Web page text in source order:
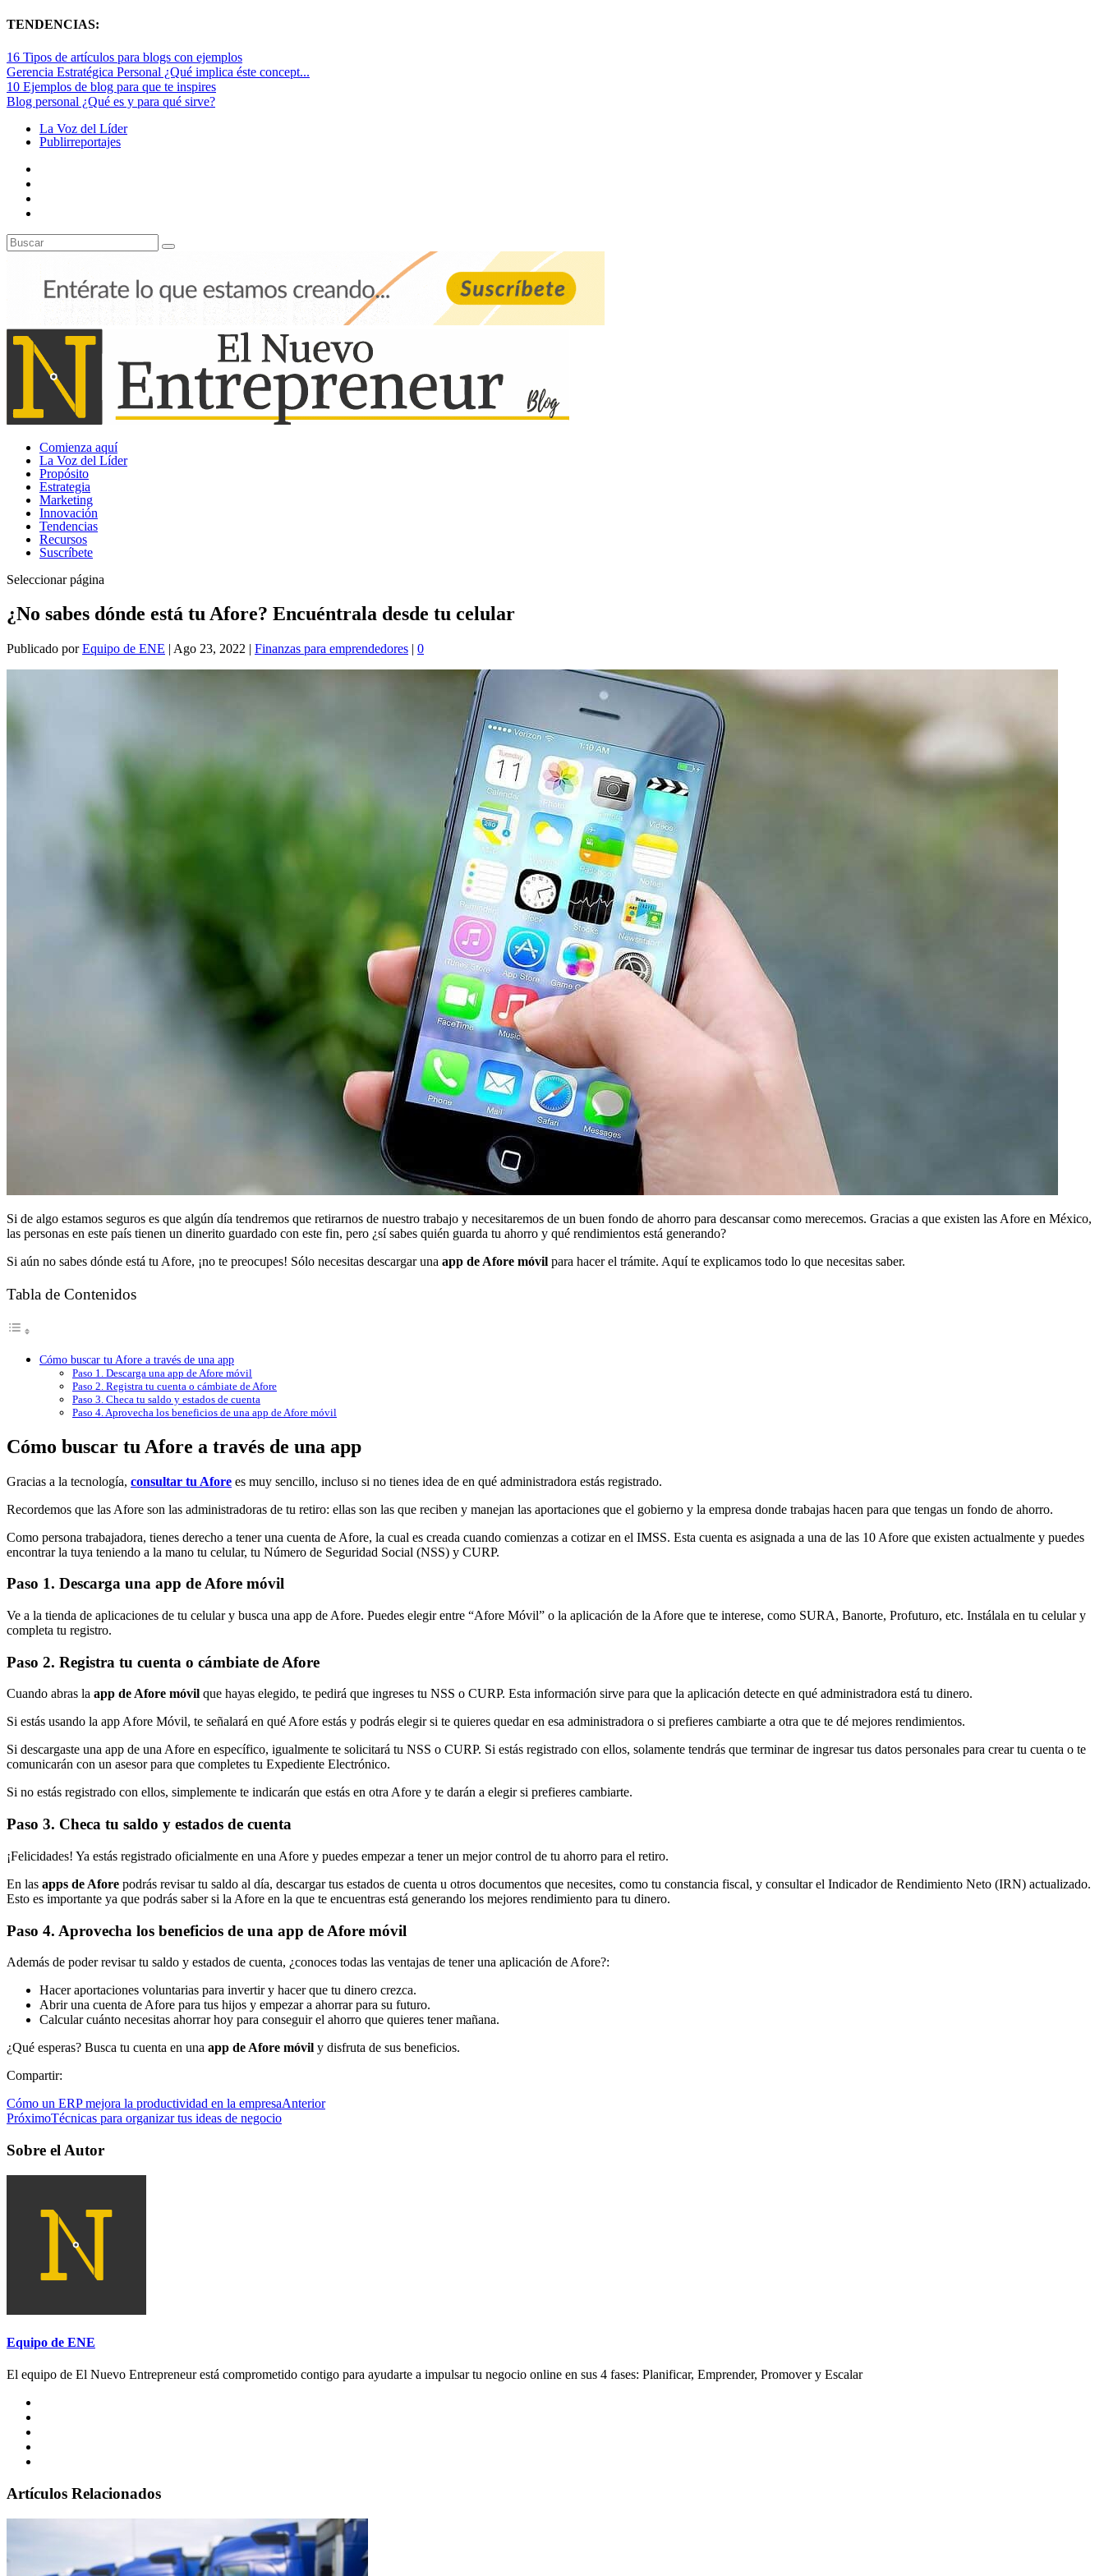
TENDENCIAS:
16 Tipos de artículos para blogs con ejemplos
Gerencia Estratégica Personal ¿Qué implica éste concept...
10 Ejemplos de blog para que te inspires
Blog personal ¿Qué es y para qué sirve?
La Voz del Líder
Publirreportajes
Comienza aquí
La Voz del Líder
Propósito
Estrategia
Marketing
Innovación
Tendencias
Recursos
Suscríbete
Seleccionar página
¿No sabes dónde está tu Afore? Encuéntrala desde tu celular
Publicado porEquipo de ENE | Ago 23, 2022 | Finanzas para emprendedores | 0
Si de algo estamos seguros es que algún día tendremos que retirarnos de nuestro trabajo y necesitaremos de un buen fondo de ahorro para descansar como merecemos. Gracias a que existen las Afore en México,
las personas en este país tienen un dinerito guardado con este fin, pero ¿sí sabes quién guarda tu ahorro y qué rendimientos está generando?
Si aún no sabes dónde está tu Afore, ¡no te preocupes! Sólo necesitas descargar una app de Afore móvil para hacer el trámite. Aquí te explicamos todo lo que necesitas saber.
Tabla de Contenidos
Cómo buscar tu Afore a través de una app
Paso 1. Descarga una app de Afore móvil
Paso 2. Registra tu cuenta o cámbiate de Afore
Paso 3. Checa tu saldo y estados de cuenta
Paso 4. Aprovecha los beneficios de una app de Afore móvil
Cómo buscar tu Afore a través de una app
Gracias a la tecnología, consultar tu Afore es muy sencillo, incluso si no tienes idea de en qué administradora estás registrado.
Recordemos que las Afore son las administradoras de tu retiro: ellas son las que reciben y manejan las aportaciones que el gobierno y la empresa donde trabajas hacen para que tengas un fondo de ahorro.
Como persona trabajadora, tienes derecho a tener una cuenta de Afore, la cual es creada cuando comienzas a cotizar en el IMSS. Esta cuenta es asignada a una de las 10 Afore que existen actualmente y puedes
encontrar la tuya teniendo a la mano tu celular, tu Número de Seguridad Social (NSS) y CURP.
Paso 1. Descarga una app de Afore móvil
Ve a la tienda de aplicaciones de tu celular y busca una app de Afore. Puedes elegir entre “Afore Móvil” o la aplicación de la Afore que te interese, como SURA, Banorte, Profuturo, etc. Instálala en tu celular y
completa tu registro.
Paso 2. Registra tu cuenta o cámbiate de Afore
Cuando abras la app de Afore móvil que hayas elegido, te pedirá que ingreses tu NSS o CURP. Esta información sirve para que la aplicación detecte en qué administradora está tu dinero.
Si estás usando la app Afore Móvil, te señalará en qué Afore estás y podrás elegir si te quieres quedar en esa administradora o si prefieres cambiarte a otra que te dé mejores rendimientos.
Si descargaste una app de una Afore en específico, igualmente te solicitará tu NSS o CURP. Si estás registrado con ellos, solamente tendrás que terminar de ingresar tus datos personales para crear tu cuenta o te
comunicarán con un asesor para que completes tu Expediente Electrónico.
Si no estás registrado con ellos, simplemente te indicarán que estás en otra Afore y te darán a elegir si prefieres cambiarte.
Paso 3. Checa tu saldo y estados de cuenta
¡Felicidades! Ya estás registrado oficialmente en una Afore y puedes empezar a tener un mejor control de tu ahorro para el retiro.
En las apps de Afore podrás revisar tu saldo al día, descargar tus estados de cuenta u otros documentos que necesites, como tu constancia fiscal, y consultar el Indicador de Rendimiento Neto (IRN) actualizado.
Esto es importante ya que podrás saber si la Afore en la que te encuentras está generando los mejores rendimiento para tu dinero.
Paso 4. Aprovecha los beneficios de una app de Afore móvil
Además de poder revisar tu saldo y estados de cuenta, ¿conoces todas las ventajas de tener una aplicación de Afore?:
Hacer aportaciones voluntarias para invertir y hacer que tu dinero crezca.
Abrir una cuenta de Afore para tus hijos y empezar a ahorrar para su futuro.
Calcular cuánto necesitas ahorrar hoy para conseguir el ahorro que quieres tener mañana.
¿Qué esperas? Busca tu cuenta en una app de Afore móvil y disfruta de sus beneficios.
Compartir:
Cómo un ERP mejora la productividad en la empresaAnterior
PróximoTécnicas para organizar tus ideas de negocio
Sobre el Autor
Equipo de ENE
El equipo de El Nuevo Entrepreneur está comprometido contigo para ayudarte a impulsar tu negocio online en sus 4 fases: Planificar, Emprender, Promover y Escalar
Artículos Relacionados